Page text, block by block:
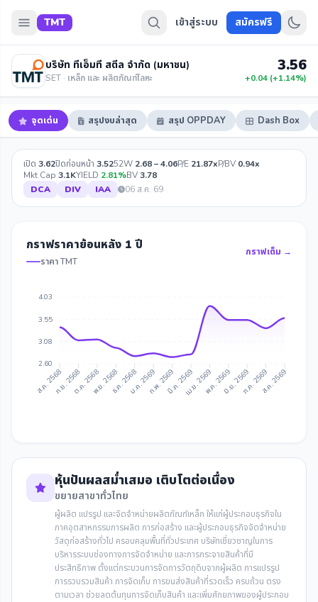
TMT เข้าสู่ระบบ สมัครฟรี
บริษัท ทีเอ็มที สตีล จำกัด (มหาชน)
SET · เหล็ก และ ผลิตภัณฑ์โลหะ
3.56
+0.04 (+1.14%)
จุดเด่น สรุปงบล่าสุด สรุป OPPDAY Dash Box
เปิด 3.62ปิดก่อนหน้า 3.5252W 2.68 – 4.06P/E 21.87xP/BV 0.94x
Mkt Cap 3.1KYIELD 2.81%BV3.78
DCA
DIV IAA 06 ส.ค. 69
กราฟราคาย้อนหลัง 1 ปี
ราคา TMT
กราฟเต็ม →
4.03
3.55
3.08
2.60
ส.ค. 2568ก.ย. 2568ต.ค. 2568พ.ย. 2568ธ.ค. 2568ม.ค. 2569ก.พ. 2569มี.ค. 2569เม.ย. 2569พ.ค. 2569มิ.ย. 2569ก.ค. 2569ส.ค. 2569
หุ้นปันผลสม่ำเสมอ เติบโตต่อเนื่อง
ขยายสาขาทั่วไทย
ผู้ผลิต แปรรูป และจัดจำหน่ายผลิตภัณฑ์เหล็ก ให้แก่ผู้ประกอบธุรกิจใน
ภาคอุตสาหกรรมการผลิต การก่อสร้าง และผู้ประกอบธุรกิจจัดจำหน่าย
วัสดุก่อสร้างทั่วไป ครอบคลุมพื้นที่ทั่วประเทศ บริษัทเชี่ยวชาญในการ
บริหารระบบช่องทางการจัดจำหน่าย และการกระจายสินค้าที่มี
ประสิทธิภาพ ตั้งแต่กระบวนการจัดการวัตถุดิบจากผู้ผลิต การแปรรูป
การรวบรวมสินค้า การจัดเก็บ การขนส่งสินค้าที่รวดเร็ว ครบถ้วน ตรง
ตามเวลา ช่วยลดต้นทุนการจัดเก็บสินค้า และเพิ่มศักยภาพของผู้ประกอบ